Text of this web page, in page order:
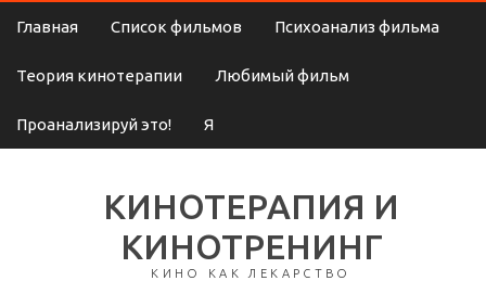
Главная Список фильмов Психоанализ фильма
Теория кинотерапии Любимый фильм
Проанализируй это! Я
КИНОТЕРАПИЯ И
КИНОТРЕНИНГ
КИНО КАК ЛЕКАРСТВО